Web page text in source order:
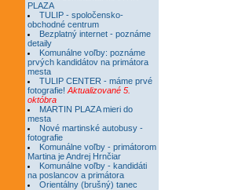
PLAZA
TULIP - spoločensko-
obchodné centrum
Bezplatný internet - poznáme
detaily
Komunálne voľby: poznáme
prvých kandidátov na primátora
mesta
TULIP CENTER - máme prvé
fotografie! Aktualizované 5.
októbra
MARTIN PLAZA mieri do
mesta
Nové martinské autobusy -
fotografie
Komunálne voľby - primátorom
Martina je Andrej Hrnčiar
Komunálne voľby - kandidáti
na poslancov a primátora
Orientálny (brušný) tanec